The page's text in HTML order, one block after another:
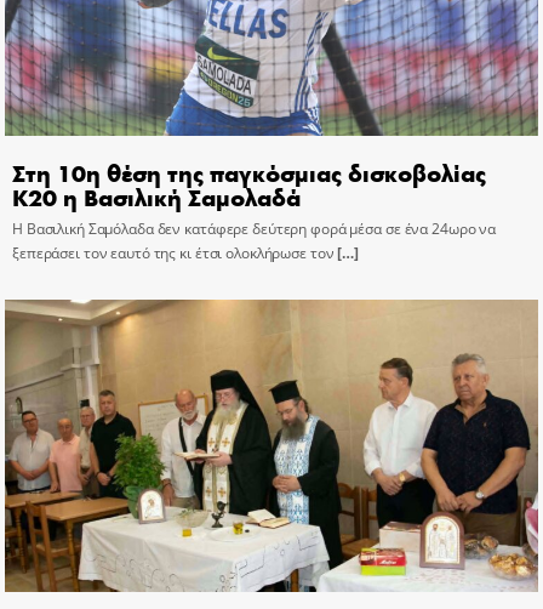
Στη 10η θέση της παγκόσμιας δισκοβολίας
Κ20 η Βασιλική Σαμολαδά
Η Βασιλική Σαμόλαδα δεν κατάφερε δεύτερη φορά μέσα σε ένα 24ωρο να
ξεπεράσει τον εαυτό της κι έτσι ολοκλήρωσε τον[…]